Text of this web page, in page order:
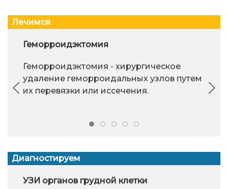
Лечимся
Геморроидэктомия
Геморроидэктомия - хирургическое
удаление геморроидальных узлов путем
их перевязки или иссечения.
Диагностируем
УЗИ органов грудной клетки